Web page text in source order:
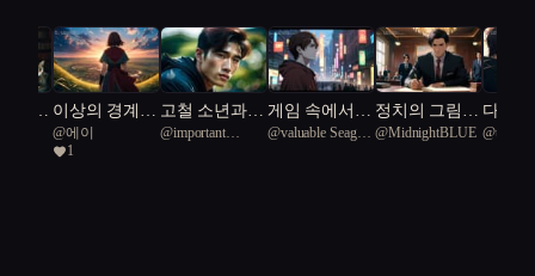
이상의 경계를
넘어: 소설 속
세상이 현실로
@에이
1
고철 소년과
유령 메카
@important
게임 속에서만
진짜 친구가
@valuable Seagull
정치의 그림자
속으로
@MidnightBLUE
다락
@